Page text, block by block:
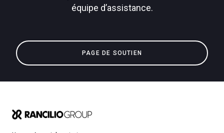
équipe d’assistance.
PAGE DE SOUTIEN
Our brands
News